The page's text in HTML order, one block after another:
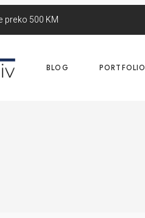
preko 500 KM
BLOG PORTFOLIO